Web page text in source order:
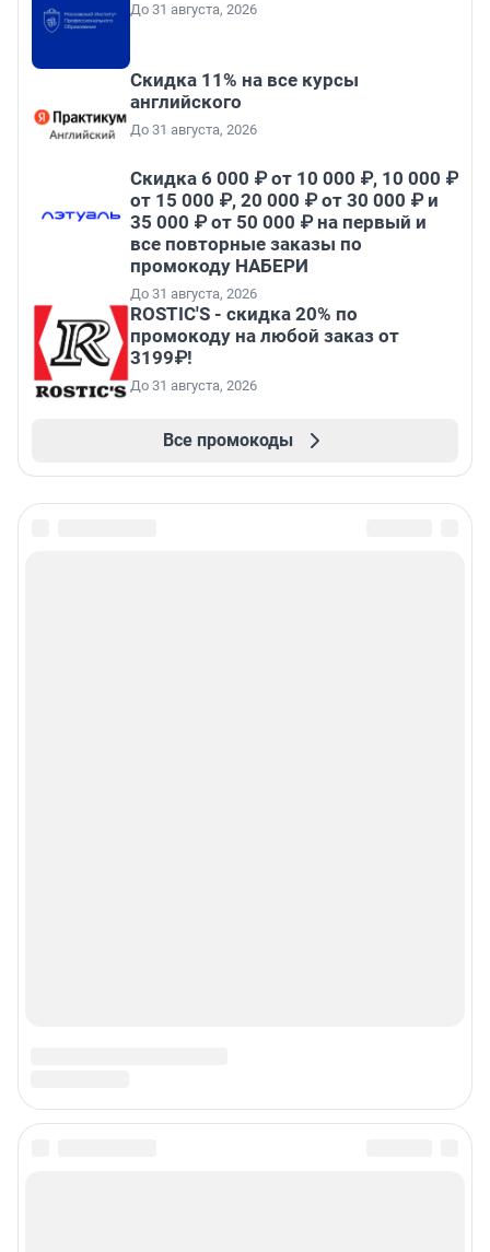
До 31 августа, 2026
Скидка 11% на все курсы
английского
До 31 августа, 2026
Скидка 6 000 ₽ от 10 000 ₽, 10 000 ₽
от 15 000 ₽, 20 000 ₽ от 30 000 ₽ и
35 000 ₽ от 50 000 ₽ на первый и
все повторные заказы по
промокоду НАБЕРИ
До 31 августа, 2026
ROSTIC'S - скидка 20% по
промокоду на любой заказ от
3199₽!
До 31 августа, 2026
Все промокоды